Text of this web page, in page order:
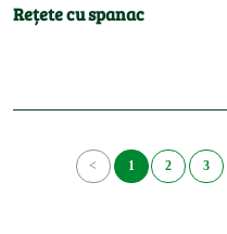
Rețete cu spanac
< 1 2 3